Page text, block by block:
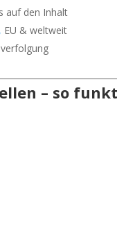
auf den Inhalt
, EU & weltweit
– so